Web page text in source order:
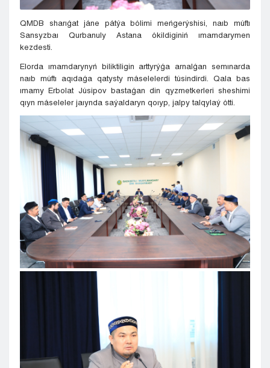
QMDB sharıǵat jáne pátýa bólimi meńgerýshisi, naıb múftı
Sansyzbaı Qurbanuly Astana ókildiginiń ımamdarymen
kezdesti.
Elorda ımamdarynyń biliktiligin arttyrýǵa arnalǵan semınarda
naıb múftı aqıdaǵa qatysty máselelerdi túsindirdi. Qala bas
ımamy Erbolat Júsipov bastaǵan din qyzmetkerleri sheshimi
qıyn máseleler jaıynda saýaldaryn qoıyp, jalpy talqylaý ótti.